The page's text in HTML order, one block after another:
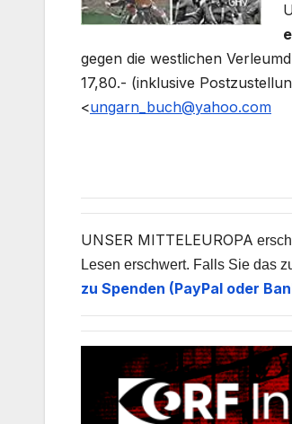
gegen die westlichen
17,80.- (inklusive
<ungarn_buch@yahoo.com
UNSER MITTELEUROPA
Lesen erschwert. Falls Sie das
zu Spenden (PayPal oder